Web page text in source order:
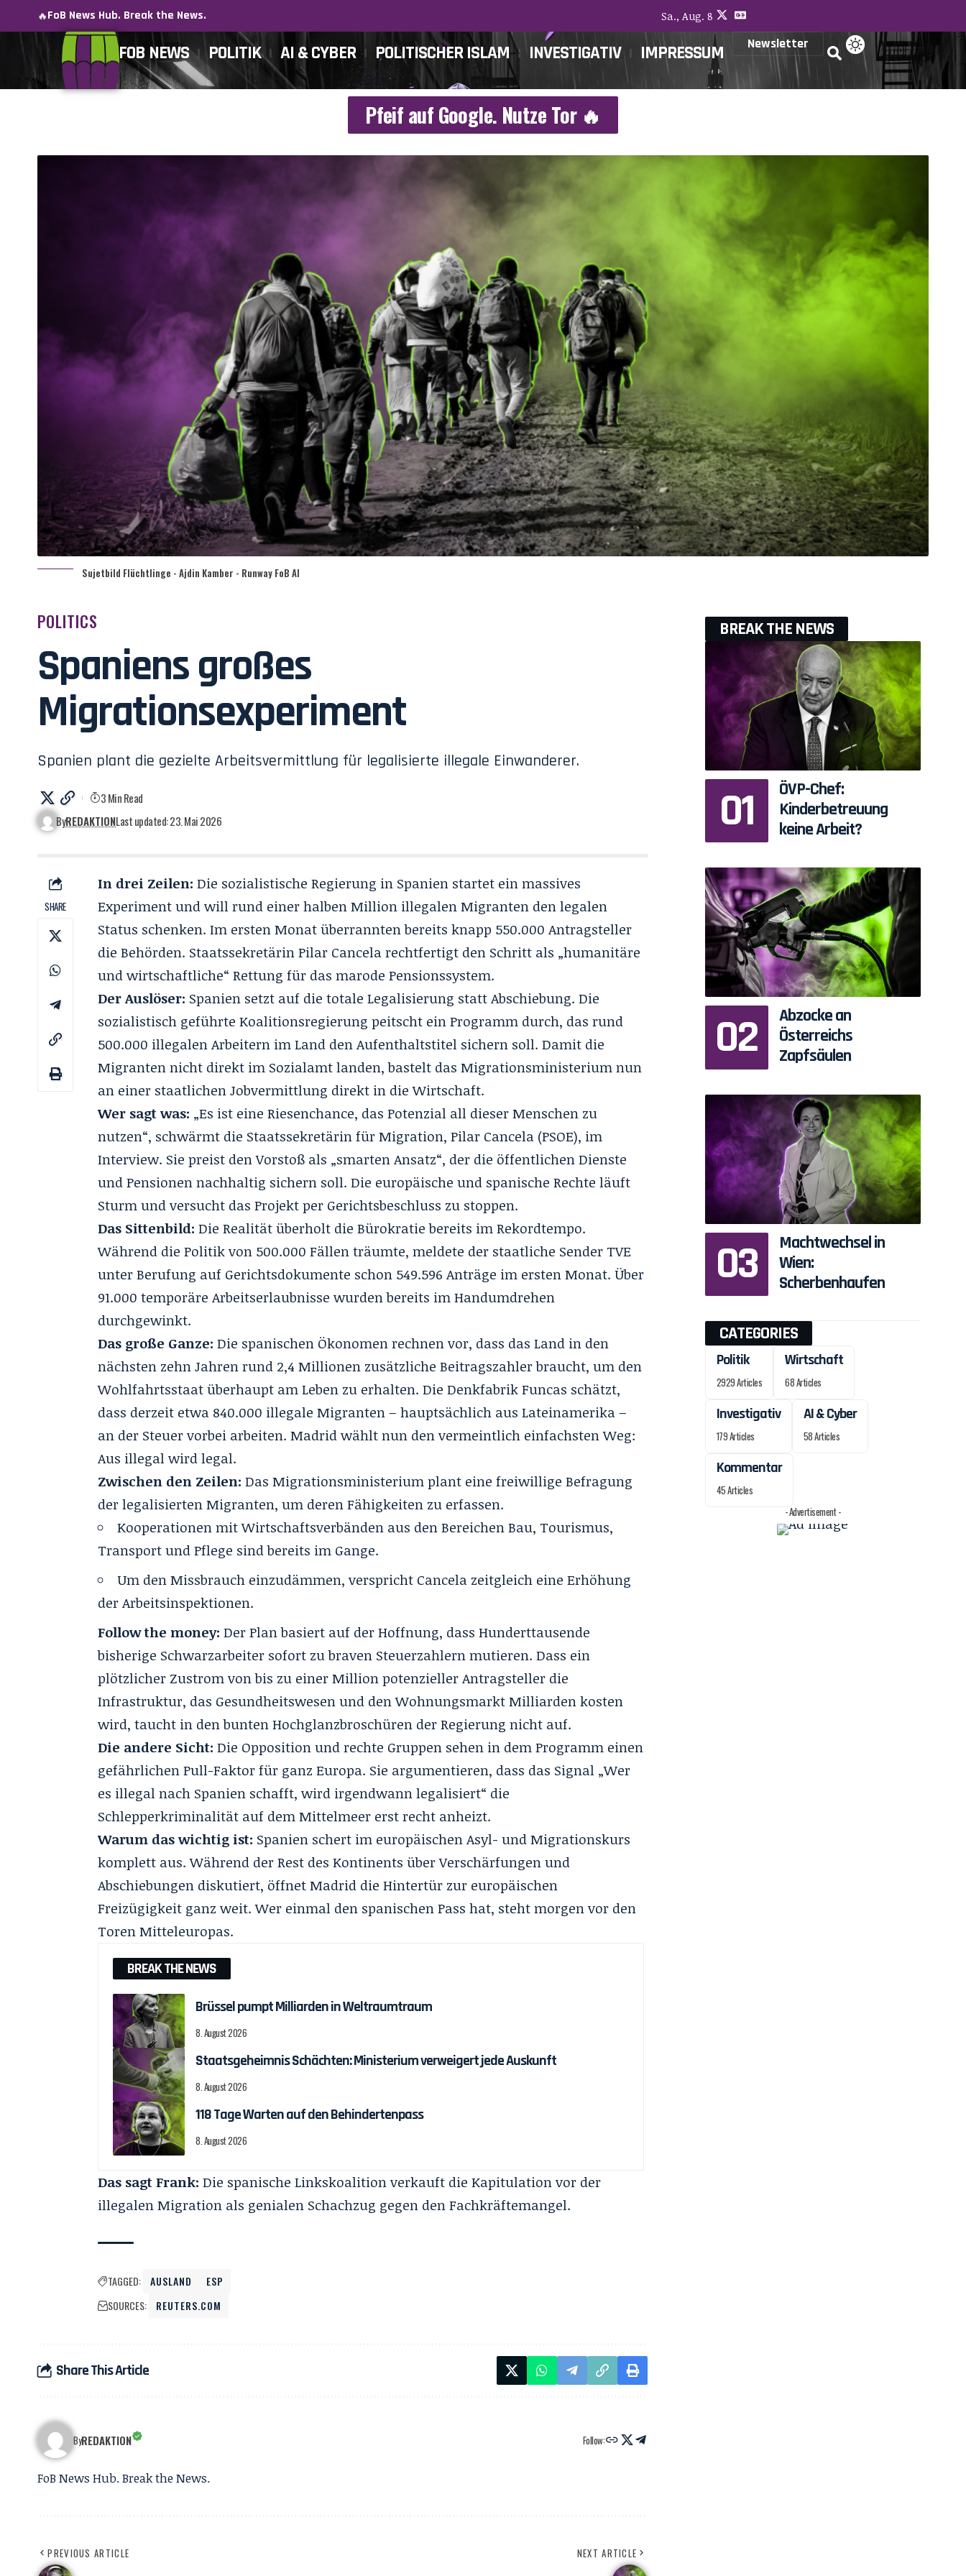
🔥FoB News Hub. Break the News. Sa., Aug. 8
FOB NEWS POLITIK AI & CYBER POLITISCHER ISLAM INVESTIGATIV IMPRESSUM Newsletter
Pfeif auf Google. Nutze Tor 🔥
Sujetbild Flüchtlinge - Ajdin Kamber - Runway FoB AI
POLITICS
Spaniens großes
Migrationsexperiment
Spanien plant die gezielte Arbeitsvermittlung für legalisierte illegale Einwanderer.
ByREDAKTIONLast updated: 23. Mai 2026
3 Min Read
SHARE
In drei Zeilen: Die sozialistische Regierung in Spanien startet ein massives
Experiment und will rund einer halben Million illegalen Migranten den legalen
Status schenken. Im ersten Monat überrannten bereits knapp 550.000 Antragsteller
die Behörden. Staatssekretärin Pilar Cancela rechtfertigt den Schritt als „humanitäre
und wirtschaftliche“ Rettung für das marode Pensionssystem.
Der Auslöser: Spanien setzt auf die totale Legalisierung statt Abschiebung. Die
sozialistisch geführte Koalitionsregierung peitscht ein Programm durch, das rund
500.000 illegalen Arbeitern im Land den Aufenthaltstitel sichern soll. Damit die
Migranten nicht direkt im Sozialamt landen, bastelt das Migrationsministerium nun
an einer staatlichen Jobvermittlung direkt in die Wirtschaft.
Wer sagt was: „Es ist eine Riesenchance, das Potenzial all dieser Menschen zu
nutzen“, schwärmt die Staatssekretärin für Migration, Pilar Cancela (PSOE), im
Interview. Sie preist den Vorstoß als „smarten Ansatz“, der die öffentlichen Dienste
und Pensionen nachhaltig sichern soll. Die europäische und spanische Rechte läuft
Sturm und versucht das Projekt per Gerichtsbeschluss zu stoppen.
Das Sittenbild: Die Realität überholt die Bürokratie bereits im Rekordtempo.
Während die Politik von 500.000 Fällen träumte, meldete der staatliche Sender TVE
unter Berufung auf Gerichtsdokumente schon 549.596 Anträge im ersten Monat. Über
91.000 temporäre Arbeitserlaubnisse wurden bereits im Handumdrehen
durchgewinkt.
Das große Ganze: Die spanischen Ökonomen rechnen vor, dass das Land in den
nächsten zehn Jahren rund 2,4 Millionen zusätzliche Beitragszahler braucht, um den
Wohlfahrtsstaat überhaupt am Leben zu erhalten. Die Denkfabrik Funcas schätzt,
dass derzeit etwa 840.000 illegale Migranten – hauptsächlich aus Lateinamerika –
an der Steuer vorbei arbeiten. Madrid wählt nun den vermeintlich einfachsten Weg:
Aus illegal wird legal.
Zwischen den Zeilen: Das Migrationsministerium plant eine freiwillige Befragung
der legalisierten Migranten, um deren Fähigkeiten zu erfassen.
Kooperationen mit Wirtschaftsverbänden aus den Bereichen Bau, Tourismus,
Transport und Pflege sind bereits im Gange.
Um den Missbrauch einzudämmen, verspricht Cancela zeitgleich eine Erhöhung
der Arbeitsinspektionen.
Follow the money: Der Plan basiert auf der Hoffnung, dass Hunderttausende
bisherige Schwarzarbeiter sofort zu braven Steuerzahlern mutieren. Dass ein
plötzlicher Zustrom von bis zu einer Million potenzieller Antragsteller die
Infrastruktur, das Gesundheitswesen und den Wohnungsmarkt Milliarden kosten
wird, taucht in den bunten Hochglanzbroschüren der Regierung nicht auf.
Die andere Sicht: Die Opposition und rechte Gruppen sehen in dem Programm einen
gefährlichen Pull-Faktor für ganz Europa. Sie argumentieren, dass das Signal „Wer
es illegal nach Spanien schafft, wird irgendwann legalisiert“ die
Schlepperkriminalität auf dem Mittelmeer erst recht anheizt.
Warum das wichtig ist: Spanien schert im europäischen Asyl- und Migrationskurs
komplett aus. Während der Rest des Kontinents über Verschärfungen und
Abschiebungen diskutiert, öffnet Madrid die Hintertür zur europäischen
Freizügigkeit ganz weit. Wer einmal den spanischen Pass hat, steht morgen vor den
Toren Mitteleuropas.
BREAK THE NEWS
Brüssel pumpt Milliarden in Weltraumtraum
8. August 2026
Staatsgeheimnis Schächten: Ministerium verweigert jede Auskunft
8. August 2026
118 Tage Warten auf den Behindertenpass
8. August 2026
Das sagt Frank: Die spanische Linkskoalition verkauft die Kapitulation vor der
illegalen Migration als genialen Schachzug gegen den Fachkräftemangel.
TAGGED: AUSLAND
ESP
SOURCES:
REUTERS.COM
Share This Article
ByREDAKTION Follow:
FoB News Hub. Break the News.
PREVIOUS ARTICLE NEXT ARTICLE
BREAK THE NEWS
ÖVP-Chef:
Kinderbetreuung
keine Arbeit?
Abzocke an
Österreichs
Zapfsäulen
Machtwechsel in
Wien:
Scherbenhaufen
CATEGORIES
Politik
2929 Articles
Wirtschaft
68 Articles
Investigativ
179 Articles
AI & Cyber
58 Articles
Kommentar
45 Articles
- Advertisement -